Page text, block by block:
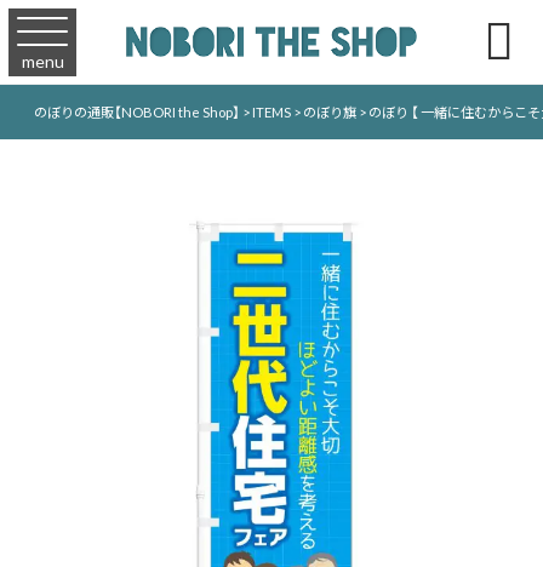
menu 
のぼりの通販【NOBORI the Shop】 >ITEMS>のぼり旗>のぼり 【 一緒に住むからこ